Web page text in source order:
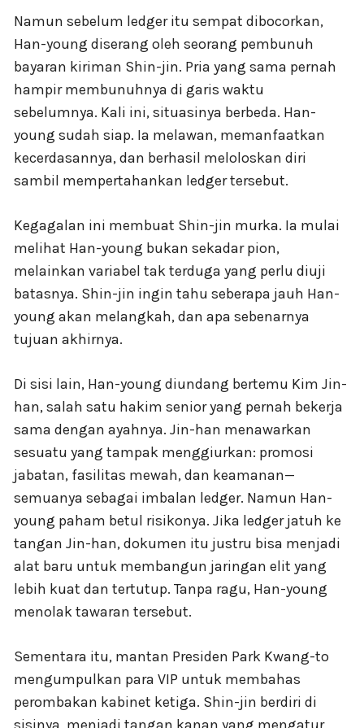
Namun sebelum ledger itu sempat dibocorkan,
Han-young diserang oleh seorang pembunuh
bayaran kiriman Shin-jin. Pria yang sama pernah
hampir membunuhnya di garis waktu
sebelumnya. Kali ini, situasinya berbeda. Han-
young sudah siap. Ia melawan, memanfaatkan
kecerdasannya, dan berhasil meloloskan diri
sambil mempertahankan ledger tersebut.
Kegagalan ini membuat Shin-jin murka. Ia mulai
melihat Han-young bukan sekadar pion,
melainkan variabel tak terduga yang perlu diuji
batasnya. Shin-jin ingin tahu seberapa jauh Han-
young akan melangkah, dan apa sebenarnya
tujuan akhirnya.
Di sisi lain, Han-young diundang bertemu Kim Jin-
han, salah satu hakim senior yang pernah bekerja
sama dengan ayahnya. Jin-han menawarkan
sesuatu yang tampak menggiurkan: promosi
jabatan, fasilitas mewah, dan keamanan—
semuanya sebagai imbalan ledger. Namun Han-
young paham betul risikonya. Jika ledger jatuh ke
tangan Jin-han, dokumen itu justru bisa menjadi
alat baru untuk membangun jaringan elit yang
lebih kuat dan tertutup. Tanpa ragu, Han-young
menolak tawaran tersebut.
Sementara itu, mantan Presiden Park Kwang-to
mengumpulkan para VIP untuk membahas
perombakan kabinet ketiga. Shin-jin berdiri di